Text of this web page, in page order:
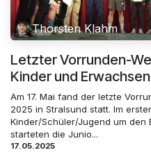
Thorsten Klahm
Letzter Vorrunden-
Kinder und
Am 17. Mai fand der letzte
2025 in Stralsund statt. Im
Kinder/Schüler/Jugend um den
starteten die Junio...
17.05.2025